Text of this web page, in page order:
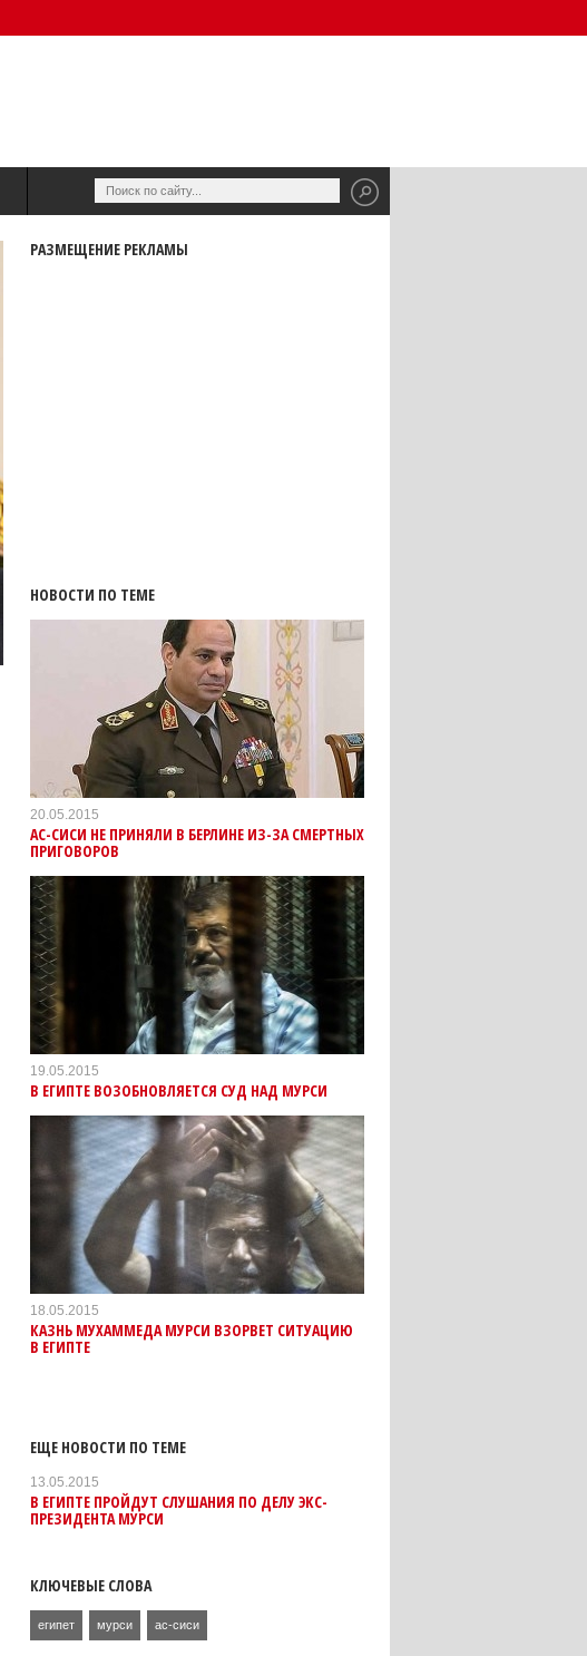
РАЗМЕЩЕНИЕ РЕКЛАМЫ
НОВОСТИ ПО ТЕМЕ
20.05.2015
АС-СИСИ НЕ ПРИНЯЛИ В БЕРЛИНЕ ИЗ-ЗА СМЕРТНЫХ
ПРИГОВОРОВ
19.05.2015
В ЕГИПТЕ ВОЗОБНОВЛЯЕТСЯ СУД НАД МУРСИ
18.05.2015
КАЗНЬ МУХАММЕДА МУРСИ ВЗОРВЕТ СИТУАЦИЮ
В ЕГИПТЕ
ЕЩЕ НОВОСТИ ПО ТЕМЕ
13.05.2015
В ЕГИПТЕ ПРОЙДУТ СЛУШАНИЯ ПО ДЕЛУ ЭКС-
ПРЕЗИДЕНТА МУРСИ
КЛЮЧЕВЫЕ СЛОВА
египет мурси ас-сиси